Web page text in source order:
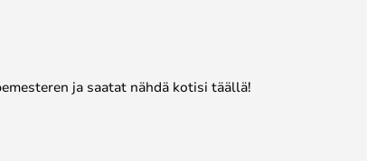
ja saatat nähdä kotisi täällä!